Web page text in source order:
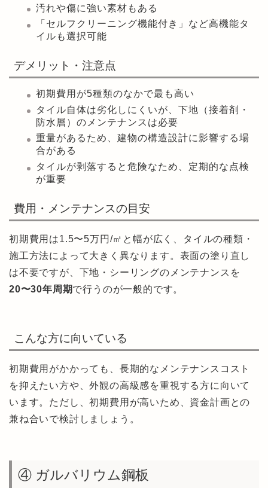
汚れや傷に強い素材もある
「セルフクリーニング機能付き」など高機能タ
イルも選択可能
デメリット・注意点
初期費用が5種類のなかで最も高い
タイル自体は劣化しにくいが、下地（接着剤・
防水層）のメンテナンスは必要
重量があるため、建物の構造設計に影響する場
合がある
タイルが剥落すると危険なため、定期的な点検
が重要
費用・メンテナンスの目安
初期費用は1.5〜5万円/㎡と幅が広く、タイルの種類・
施工方法によって大きく異なります。表面の塗り直し
は不要ですが、下地・シーリングのメンテナンスを
20〜30年周期で行うのが一般的です。
こんな方に向いている
初期費用がかかっても、長期的なメンテナンスコスト
を抑えたい方や、外観の高級感を重視する方に向いて
います。ただし、初期費用が高いため、資金計画との
兼ね合いで検討しましょう。
④ ガルバリウム鋼板